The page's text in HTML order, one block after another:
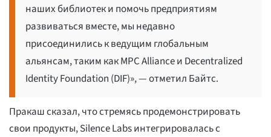
наших библиотек и помочь предприятиям
развиваться вместе, мы недавно
присоединились к ведущим глобальным
альянсам, таким как MPC Alliance и Decentralized
Identity Foundation (DIF)», — отметил Байтс.
Пракаш сказал, что стремясь продемонстрировать
свои продукты, Silence Labs интегрировалась с